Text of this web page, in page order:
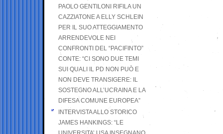
PAOLO GENTILONI RIFILA UN
CAZZIATONE A ELLY SCHLEIN
PER IL SUO ATTEGGIAMENTO
ARRENDEVOLE NEI
CONFRONTI DEL “PACIFINTO”
CONTE: “CI SONO DUE TEMI
SUI QUALI IL PD NON PUÒ E
NON DEVE TRANSIGERE: IL
SOSTEGNO ALL’UCRAINA E LA
DIFESA COMUNE EUROPEA”
INTERVISTA ALLO STORICO
JAMES HANKINGS: “LE